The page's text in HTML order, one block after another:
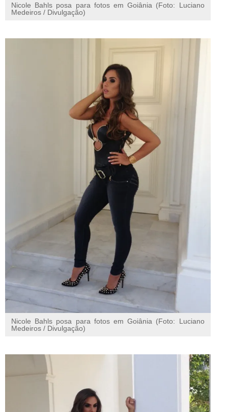
Nicole Bahls posa para fotos em Goiânia (Foto: Luciano
Medeiros / Divulgação)
Nicole Bahls posa para fotos em Goiânia (Foto: Luciano
Medeiros / Divulgação)